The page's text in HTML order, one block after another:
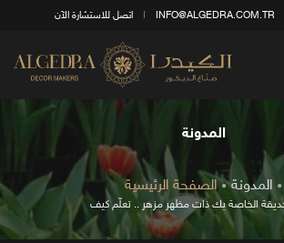
اتصل للاستشارة الآن INFO@ALGEDRA.COM.TR
المدونة
الصفحة الرئيسية المدونة
الخاصة بك ذات مظهر مزهر .. تعلّم كيف